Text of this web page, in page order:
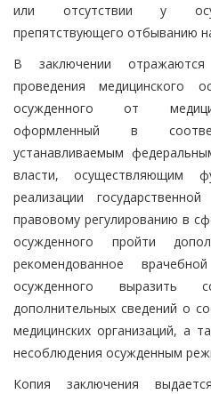
или отсутствии у
препятствующего отбыванию
В заключении
проведения медицинского
осужденного от
оформленный в
устанавливаемым
власти, осуществляющим
реализации
правовому регулированию в
осужденного пройти
рекомендованное
осужденного выразить
дополнительных сведений о
медицинских организаций, а
несоблюдения осужденным
Копия заключения